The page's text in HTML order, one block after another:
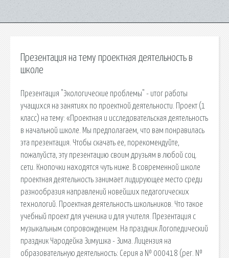
Презентация на тему проектная деятельность в
школе
Презентация "Экологические проблемы" - итог работы
учащихся на занятиях по проектной деятельности. Проект (1
класс) на тему: «Проектная и исследовательская деятельность
в начальной школе. Мы предполагаем, что вам понравилась
эта презентация. Чтобы скачать ее, порекомендуйте,
пожалуйста, эту презентацию своим друзьям в любой соц.
сети. Кнопочки находятся чуть ниже. В современной школе
проектная деятельность занимает лидирующее место среди
разнообразия направлений новейших педагогических
технологий. Проектная деятельность школьников. Что такое
учебный проект для ученика и для учителя. Презентация с
музыкальным сопровождением. На праздник Логопедический
праздник Чародейка Зимушка - Зима. Лицензия на
образовательную деятельность: Серия a № 000418 (рег. №